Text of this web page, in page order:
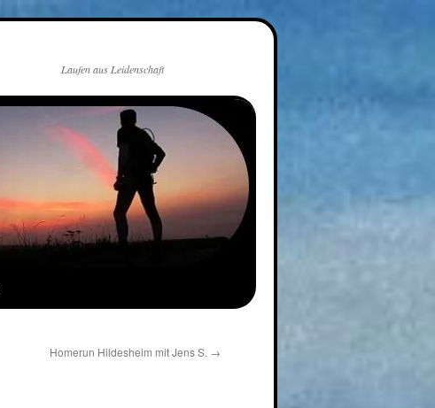
Laufen aus Leidenschaft
Homerun Hildesheim mit Jens S. →